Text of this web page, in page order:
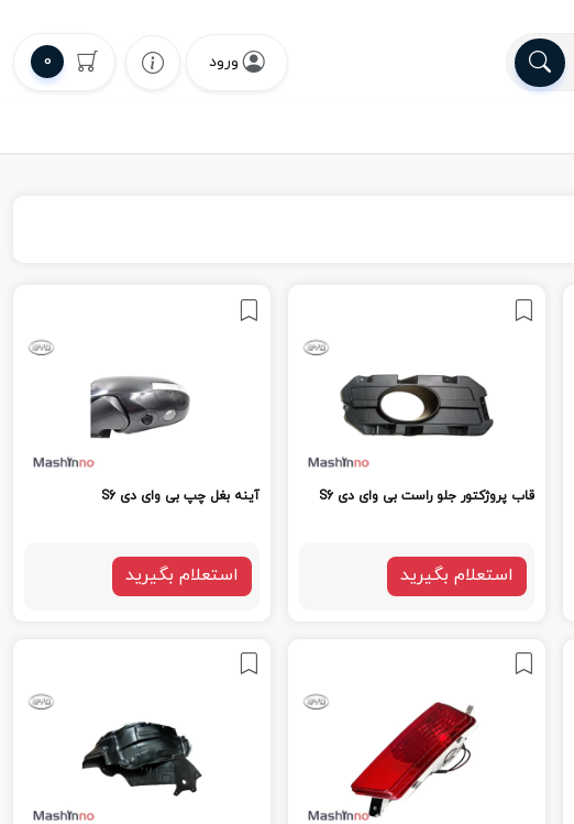
ورود 0
قاب پروژکتور جلو راست بی وای دی S6
استعلام بگیرید
آینه بغل چپ بی وای دی S6
استعلام بگیرید